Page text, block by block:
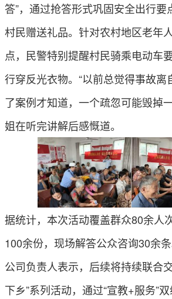
答”，通过抢答形式巩固安全出行要
村民赠送礼品。针对农村地区老年
点，民警特别提醒村民骑乘电动车
行穿反光衣物。“以前总觉得事故离
了案例才知道，一个疏忽可能毁掉
姐在听完讲解后感慨道。
据统计，本次活动覆盖群众80余人
100余份，现场解答公众咨询30余
公司负责人表示，后续将持续联合
下乡”系列活动，通过“宣教+服务”